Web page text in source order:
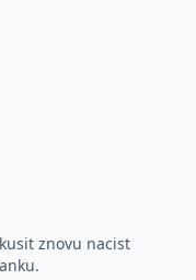
znovu nacist